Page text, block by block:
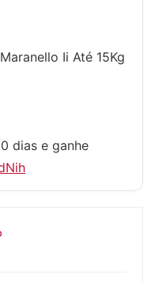
Ii Até 15Kg
dias e ganhe